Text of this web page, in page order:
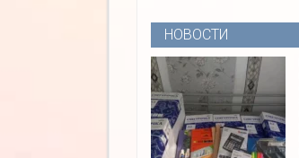
НОВОСТИ